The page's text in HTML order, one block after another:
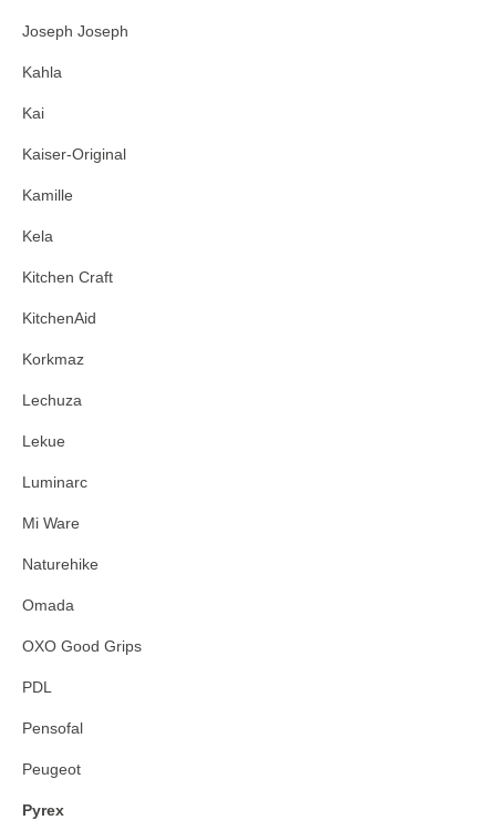
Joseph Joseph
Kahla
Kai
Kaiser-Original
Kamille
Kela
Kitchen Craft
KitchenAid
Korkmaz
Lechuza
Lekue
Luminarc
Mi Ware
Naturehike
Omada
OXO Good Grips
PDL
Pensofal
Peugeot
Pyrex